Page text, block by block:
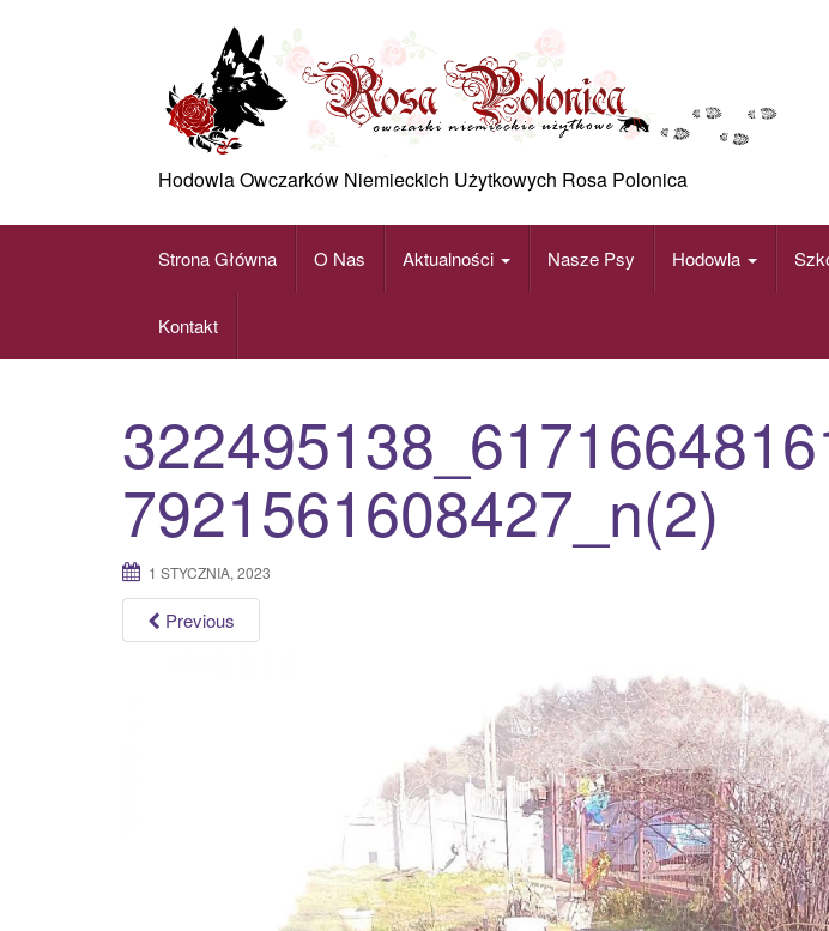
Hodowla Owczarków Niemieckich Użytkowych Rosa Polonica
Strona Główna O Nas Aktualności Nasze Psy Hodowla
Kontakt
7921561608427_n(2)
1 STYCZNIA, 2023
Previous